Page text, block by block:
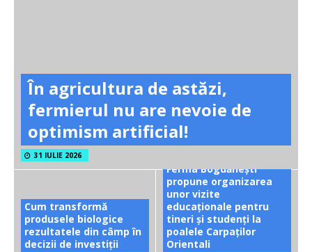
În agricultura de astăzi,
fermierul nu are nevoie de
optimism artificial!
31 IULIE 2026
Cum transformă
produsele biologice
rezultatele din câmp în
decizii de investiții
Ferma Bogdănești
propune organizarea
unor vizite
educaționale pentru
tineri și studenți la
poalele Carpaților
Orientali